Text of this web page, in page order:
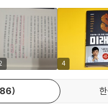
시대, 답은 헬스케어다
급 트리플A를 유지한 기업
지털 헬스케어
계획이 있다
이 열리는 순간
때문이다. 삼성을, 구글을,
가 조금만 떨어져도 매도를 고
차 없이 팔고 뒤돌아선다. 이
당연히 큰돈을 벌기도 어렵다.
제조건이 하나 있다. 이미 최
다르다. 이 책은 비메모리
스, 헬스케어 산업 등 4차 산업
의 주식시장, 그중에서도 우량
인 안내서다. 작가는 앞으로
를 주도할 국가와 기업들의
하기 위해서는 많은 공부와
설한다.
4
86